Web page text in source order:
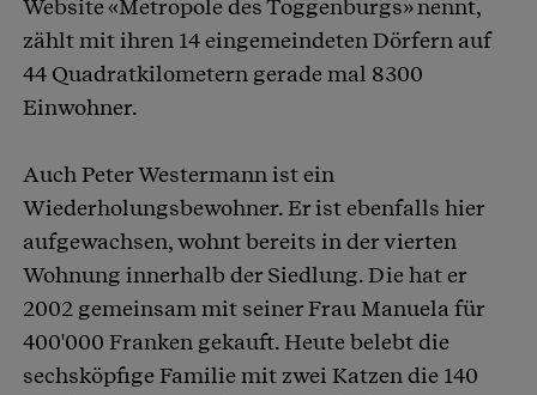
Website «Metropole des Toggenburgs» nennt,
zählt mit ihren 14 eingemeindeten Dörfern auf
44 Quadratkilometern gerade mal 8300
Einwohner.
Auch Peter Westermann ist ein
Wiederholungsbewohner. Er ist ebenfalls hier
aufgewachsen, wohnt bereits in der vierten
Wohnung innerhalb der Siedlung. Die hat er
2002 gemeinsam mit seiner Frau Manuela für
400'000 Franken gekauft. Heute belebt die
sechsköpfige Familie mit zwei Katzen die 140